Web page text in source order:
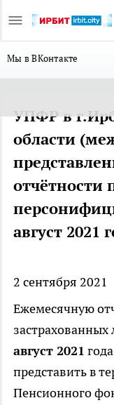
Мы в ВКонтакте
УПФР в
области
отчётности
август 2021
2 сентября 2021
Ежемесячную
август 2021
представить в
Пенсионного